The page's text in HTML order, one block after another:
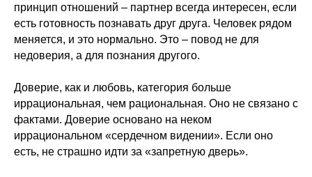
принцип отношений – партнер всегда интересен, если
есть готовность познавать друг друга. Человек рядом
меняется, и это нормально. Это – повод не для
недоверия, а для познания другого.
Доверие, как и любовь, категория больше
иррациональная, чем рациональная. Оно не связано с
фактами. Доверие основано на неком
иррациональном «сердечном видении». Если оно
есть, не страшно идти за «запретную дверь».